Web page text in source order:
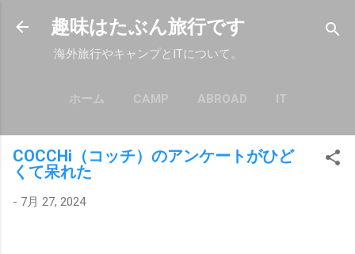
スキップしてメイン コンテンツに移動
趣味はたぶん旅行です
海外旅行やキャンプとITについて。
ホーム CAMP ABROAD IT
もっと見る… POLICY
COCCHi（コッチ）のアンケートがひど
くて呆れた
- 7月 27, 2024